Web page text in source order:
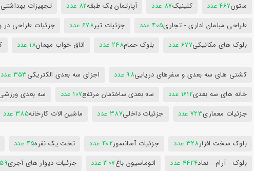
ستون467 عدد کلینیک87 عدد آپارتمان یک طبقه82 عدد تجهیزات بهداشتی
طراحی مبلمان اداری - تجاری405 عدد جزئیات تیر678 عدد جزئیات طراحی در
بلوک های مکانیکی677 عدد بلوک حمام248 عدد اتاق خواب مهمان18 عدد
کشتی های سه بعدی و سفرهای دریایی98 عدد اجزای سه بعدی الکتریکی353 عدد
خانه های سه بعدی1612 عدد سه بعدی ساختمان مرتفع107 عدد سه بعدی
جزئیات معماری723 عدد جزئیات داخلی387 عدد ماشین الات کارخانه385 عدد
بلوک سخت افزار328 عدد جزئیات آسانسور402 عدد تخت یک نفره45 عدد
بلوک - آرام - نماد4424 عدد اتوماسیون باغ307 عدد جزئیات دیوار های آجری359